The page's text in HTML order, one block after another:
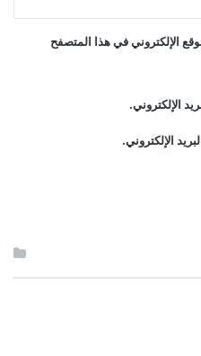
الإلكتروني في هذا المتصفح
الإلكتروني.
الإلكتروني.